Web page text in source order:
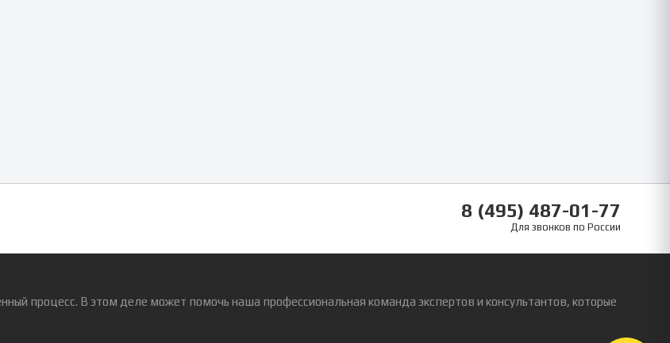
8 (495) 487-01-77
Для звонков по России
процесс. В этом деле может помочь наша профессиональная команда экспертов и консультантов, которые